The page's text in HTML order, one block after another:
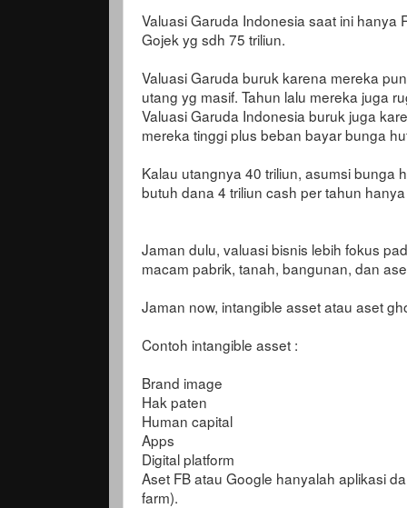
Valuasi Garuda Indonesia saat ini hanya
Gojek yg sdh 75 triliun.
Valuasi Garuda buruk karena mereka
utang yg masif. Tahun lalu mereka juga
Valuasi Garuda Indonesia buruk juga
mereka tinggi plus beban bayar bunga
Kalau utangnya 40 triliun, asumsi bunga
butuh dana 4 triliun cash per tahun
Jaman dulu, valuasi bisnis lebih fokus
macam pabrik, tanah, bangunan, dan
Jaman now, intangible asset atau aset
Contoh intangible asset :
Brand image
Hak paten
Human capital
Apps
Digital platform
Aset FB atau Google hanyalah aplikasi
farm).